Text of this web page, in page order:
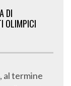
DI
OLIMPICI
al termine